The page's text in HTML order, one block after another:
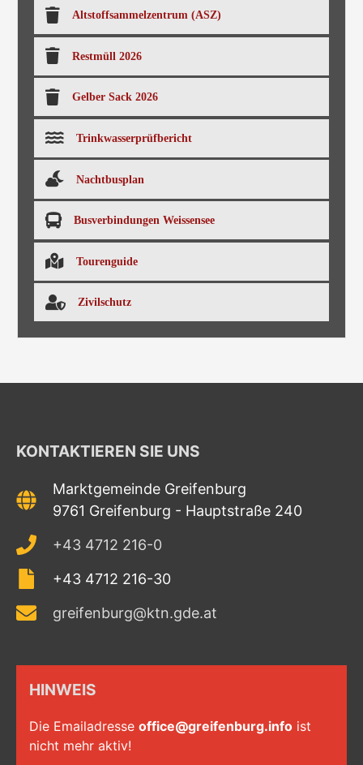
Altstoffsammelzentrum (ASZ)
Restmüll 2026
Gelber Sack 2026
Trinkwasserprüfbericht
Nachtbusplan
Busverbindungen Weissensee
Tourenguide
Zivilschutz
KONTAKTIEREN SIE UNS
Marktgemeinde Greifenburg
9761 Greifenburg - Hauptstraße 240
+43 4712 216-0
+43 4712 216-30
greifenburg@ktn.gde.at
HINWEIS
Die Emailadresse office@greifenburg.info ist
nicht mehr aktiv!